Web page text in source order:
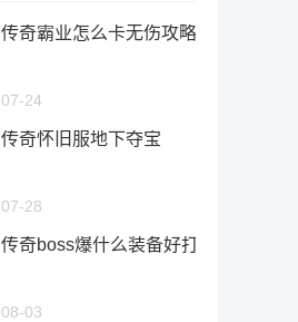
传奇霸业怎么卡无伤攻略
07-24
传奇怀旧服地下夺宝
07-28
传奇boss爆什么装备好打
08-03